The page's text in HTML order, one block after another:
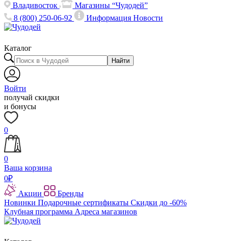
Владивосток
Магазины “Чудодей”
8 (800) 250-06-92
ИнформацияНовости
Каталог
Найти
Войти
получай скидки
и бонусы
0
0
Ваша корзина
0₽
Акции
Бренды
Новинки Подарочные сертификаты Скидки до -60%
Клубная программа Адреса магазинов